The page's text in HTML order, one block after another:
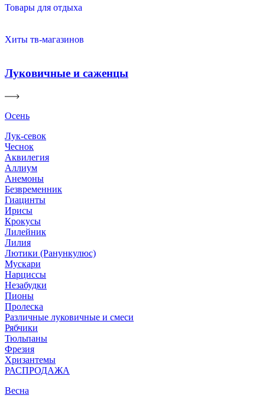
Товары для отдыха
Хиты тв-магазинов
Луковичные и саженцы
Осень
Лук-севок
Чеснок
Аквилегия
Аллиум
Анемоны
Безвременник
Гиацинты
Ирисы
Крокусы
Лилейник
Лилия
Лютики (Ранункулюс)
Мускари
Нарцисcы
Незабудки
Пионы
Пролеска
Различные луковичные и смеси
Рябчики
Тюльпаны
Фрезия
Хризантемы
РАСПРОДАЖА
Весна